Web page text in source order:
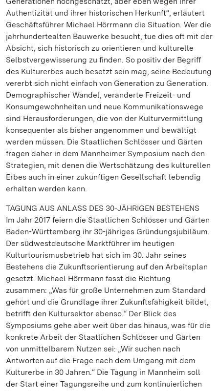
Authentizität und ihrer historischen Herkunft“, erläutert
Geschäftsführer Michael Hörrmann die Situation. Wer die
jahrhundertealten Bauwerke besucht, tue dies oft mit der
Absicht, sich historisch zu orientieren und kulturelle
Selbstvergewisserung zu finden. So positiv der Begriff
des Kulturerbes auch besetzt sein mag, seine Bedeutung
vererbt sich nicht einfach von Generation zu Generation.
Demographischer Wandel, veränderte Freizeit- und
Konsumgewohnheiten und neue Kommunikationswege
sind Herausforderungen, die von der Kulturvermittlung
konsequenter als bisher angenommen und bewältigt
werden müssen. Die Staatlichen Schlösser und Gärten
fragen daher in dem Mannheimer Symposium nach den
Strategien, mit denen die Wertschätzung des kulturellen
Erbes auch in einer zukünftigen Gesellschaft lebendig
erhalten werden kann.
TAGUNG AUS ANLASS DES 30-JÄHRIGEN BESTEHENS
Im Jahr 2017 feiern die Staatlichen Schlösser und Gärten
Baden-Württemberg ihr 30-jähriges Gründungsjubiläum.
Der südwestdeutsche Marktführer im heutigen
Kulturtourismusbetrieb hat sich im 30. Jahr seines
Bestehens die Zukunftsorientierung auf den Arbeitsplan
gesetzt. Michael Hörrmann fasst die Richtung
zusammen: „Was für große Unternehmen zum Standard
gehört und die Grundlage ihrer Zukunftsfähigkeit bildet,
betrifft den Kultursektor ebenso.“ Der Blick des
Symposiums gehe aber weit über das hinaus, was für die
konkrete Arbeit der Staatlichen Schlösser und Gärten
von unmittelbarem Nutzen sei: „Wir suchen nach
Antworten auf die Frage nach dem Umgang mit dem
Kulturerbe in 30 Jahren.“ Die Tagung in Mannheim soll
der Start einer Tagungsreihe und zum kontinuierlichen